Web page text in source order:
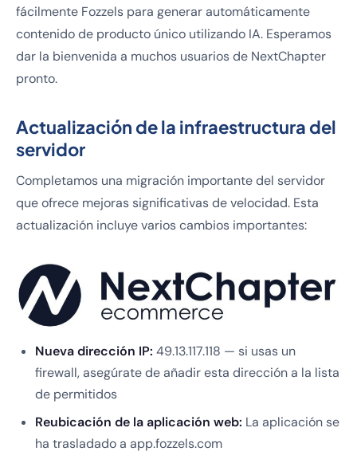
fácilmente Fozzels para generar automáticamente
contenido de producto único utilizando IA. Esperamos
dar la bienvenida a muchos usuarios de NextChapter
pronto.
Actualización de la infraestructura del
servidor
Completamos una migración importante del servidor
que ofrece mejoras significativas de velocidad. Esta
actualización incluye varios cambios importantes:
Nueva dirección IP: 49.13.117.118 — si usas un
firewall, asegúrate de añadir esta dirección a la lista
de permitidos
Reubicación de la aplicación web: La aplicación se
ha trasladado a app.fozzels.com